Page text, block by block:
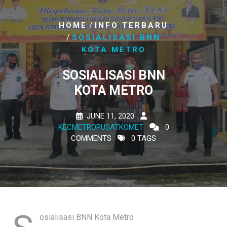
HOME/INFO TERBARU
/SOSIALISASI BNN
KOTA METRO
SOSIALISASI BNN
KOTA METRO
JUNE 11, 2020
KECMETROPUSATKOMET
0
COMMENTS
0 TAGS
osialisasi BNN Kota Metro